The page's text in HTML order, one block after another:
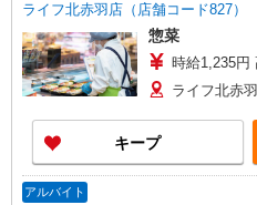
ライフ北赤羽店（店舗コード827）
惣菜
ライフ北赤
キープ
アルバイト